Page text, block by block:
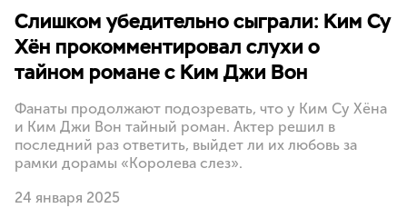
Слишком убедительно сыграли: Ким Су
Хён прокомментировал слухи о
тайном романе с Ким Джи Вон
Фанаты продолжают подозревать, что у Ким Су Хёна
и Ким Джи Вон тайный роман. Актер решил в
последний раз ответить, выйдет ли их любовь за
рамки дорамы «Королева слез».
24 января 2025